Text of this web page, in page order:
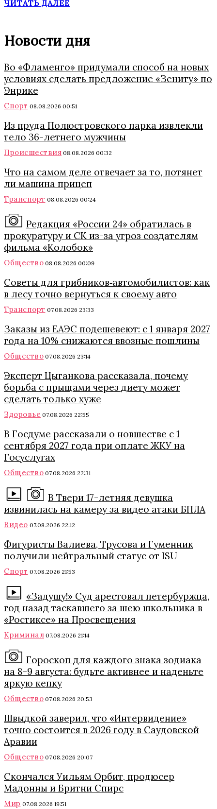
ЧИТАТЬ ДАЛЕЕ
Новости дня
Во «Фламенго» придумали способ на новых
условиях сделать предложение «Зениту» по
Энрике
Спорт 08.08.2026 00:51
Из пруда Полюстровского парка извлекли
тело 36-летнего мужчины
Происшествия 08.08.2026 00:32
Что на самом деле отвечает за то, потянет
ли машина прицеп
Транспорт 08.08.2026 00:24
Редакция «России 24» обратилась в
прокуратуру и СК из-за угроз создателям
фильма «Колобок»
Общество 08.08.2026 00:09
Советы для грибников‑автомобилистов: как
в лесу точно вернуться к своему авто
Транспорт 07.08.2026 23:33
Заказы из ЕАЭС подешевеют: с 1 января 2027
года на 10% снижаются ввозные пошлины
Общество 07.08.2026 23:14
Эксперт Цыганкова рассказала, почему
борьба с прыщами через диету может
сделать только хуже
Здоровье 07.08.2026 22:55
В Госдуме рассказали о новшестве с 1
сентября 2027 года при оплате ЖКУ на
Госуслугах
Общество 07.08.2026 22:31
В Твери 17-летняя девушка
извинилась на камеру за видео атаки БПЛА
Видео 07.08.2026 22:12
Фигуристы Валиева, Трусова и Гуменник
получили нейтральный статус от ISU
Спорт 07.08.2026 21:53
«Задушу!» Суд арестовал петербуржца,
год назад таскавшего за шею школьника в
«Ростиксе» на Просвещения
Криминал 07.08.2026 21:14
Гороскоп для каждого знака зодиака
на 8-9 августа: будьте активнее и наденьте
яркую кепку
Общество 07.08.2026 20:53
Швыдкой заверил, что «Интервидение»
точно состоится в 2026 году в Саудовской
Аравии
Общество 07.08.2026 20:07
Скончался Уильям Орбит, продюсер
Мадонны и Бритни Спирс
Мир 07.08.2026 19:51